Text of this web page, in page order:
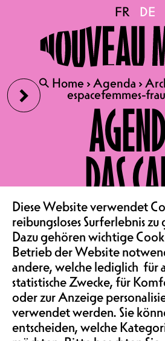
›
FR DE
🔍 Home ›Agenda ›
espacefemmes-
DAS
VEREIN &
ABOS &
FR DE
🔍 Home ›Agenda ›
espacefemmes-
25 Jahre
25 JAHRE
PARTY |
5.- (IM VERKAUF
VOR ORT
Seit 25 Jahren treffen
von hier und
informieren, zu
behaupten. Feiern wir
Der 1998 in Freiburg
Verein
stützt sich auf die
Diese Website verwendet
reibungsloses Surferlebnis
Dazu gehören wichtige
Betrieb der Website
andere, welche lediglich für
statistische Zwecke, für
oder zur Anzeige
verwendet werden. Sie
entscheiden, welche